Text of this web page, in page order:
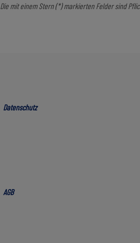
Die mit einem Stern (*) markierten Felder sind
Datenschutz
AGB